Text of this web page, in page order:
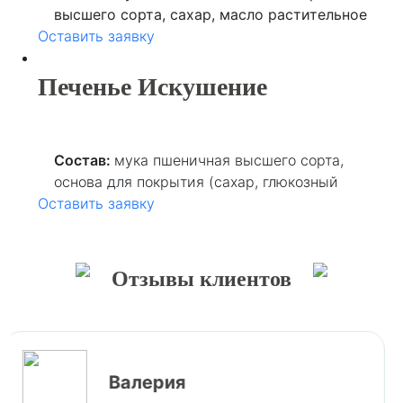
высшего сорта, сахар, масло растительное
(кокосовое), кунжут, специя (куркума),
кислотности (лимонная кислота).
Оставить заявку
Печенье Искушение
Состав: мука пшеничная высшего сорта,
основа для покрытия (сахар, глюкозный
сироп, заменитель масла какао, вода
маргарин, яичные продукты, какао-порошок,
пряности (имбирь, анис, гвоздика, кардамон,
Оставить заявку
Отзывы клиентов
Инга